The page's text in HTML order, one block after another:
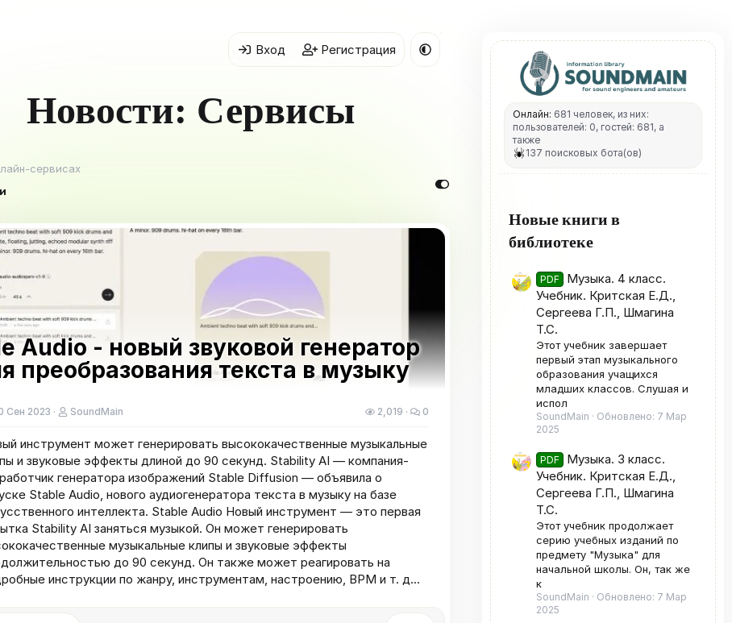
Вход Регистрация
Новости: Сервисы
сервисах
Audio - новый звуковой генератор
преобразования текста в музыку
Сен 2023 SoundMain 2,019 0
инструмент может генерировать высококачественные музыкальные
и звуковые эффекты длиной до 90 секунд. Stability AI — компания-
генератора изображений Stable Diffusion — объявила о
Stable Audio, нового аудиогенератора текста в музыку на базе
интеллекта. Stable Audio Новый инструмент — это первая
Stability AI заняться музыкой. Он может генерировать
музыкальные клипы и звуковые эффекты
до 90 секунд. Он также может реагировать на
инструкции по жанру, инструментам, настроению, BPM и т. д...
Онлайн: 681 человек, из них:
пользователей: 0, гостей: 681, а
также
137 поисковых бота(ов)
Новые книги в
библиотеке
PDF
Музыка. 4 класс.
Учебник. Критская Е.Д.,
Сергеева Г.П., Шмагина
Т.С.
Этот учебник завершает
первый этап музыкального
образования учащихся
младших классов. Слушая и
испол
SoundMain Обновлено: 7 Мар
2025
PDF
Музыка. 3 класс.
Учебник. Критская Е.Д.,
Сергеева Г.П., Шмагина
Т.С.
Этот учебник продолжает
серию учебных изданий по
предмету "Музыка" для
начальной школы. Он, так же
к
SoundMain Обновлено: 7 Мар
2025